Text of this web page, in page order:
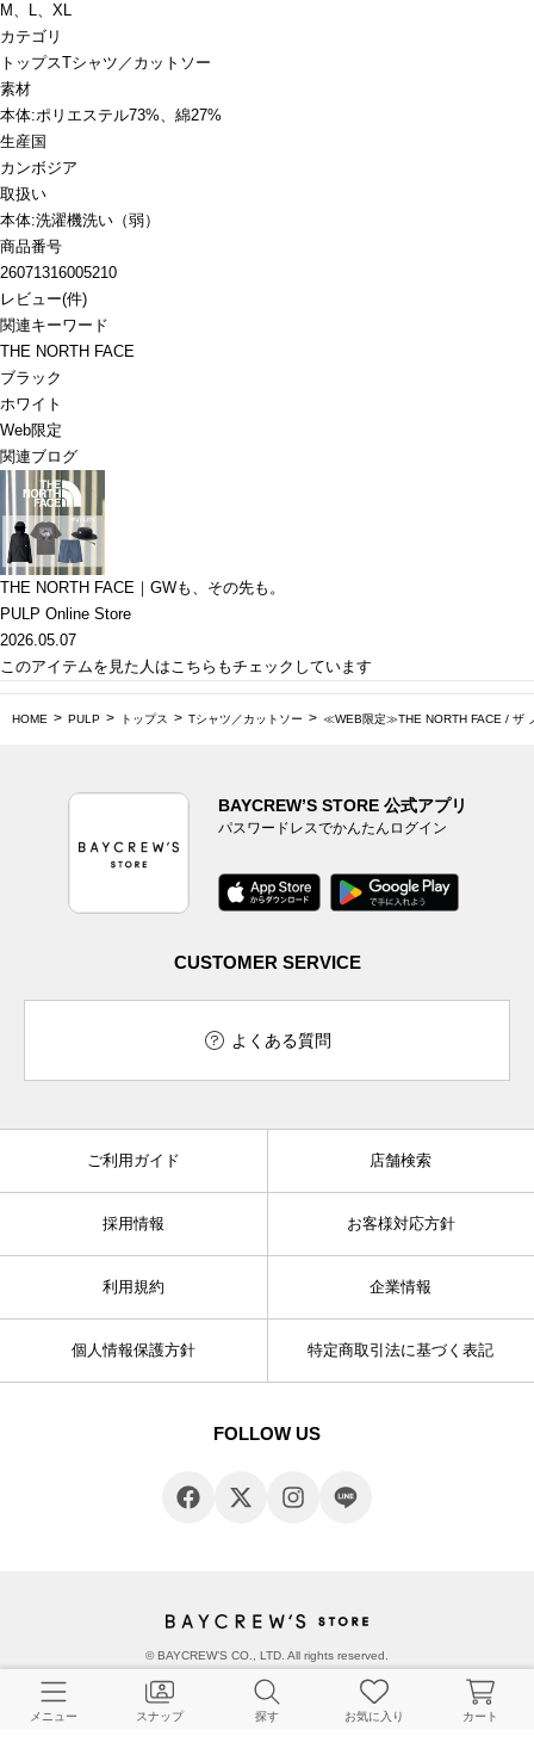
M、L、XL
カテゴリ
トップスTシャツ／カットソー
素材
本体:ポリエステル73%、綿27%
生産国
カンボジア
取扱い
本体:洗濯機洗い（弱）
商品番号
26071316005210
レビュー(件)
関連キーワード
THE NORTH FACE
ブラック
ホワイト
Web限定
関連ブログ
THE NORTH FACE｜GWも、その先も。
PULP Online Store
2026.05.07
このアイテムを見た人はこちらもチェックしています
HOME PULP トップス Tシャツ／カットソー ≪WEB限定≫THE NORTH FACE / ザ
BAYCREW’S STORE 公式アプリ
パスワードレスでかんたんログイン
CUSTOMER SERVICE
よくある質問
ご利用ガイド 店舗検索
採用情報 お客様対応方針
利用規約 企業情報
個人情報保護方針 特定商取引法に基づく表記
FOLLOW US
© BAYCREW’S CO., LTD. All rights reserved.
メニュー スナップ 探す お気に入り カート